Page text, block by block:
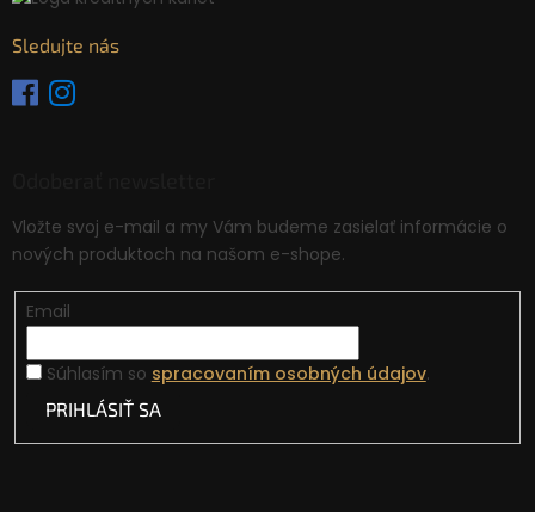
Sledujte nás
Vložte svoj e-mail a my Vám budeme zasielať informácie o
nových produktoch na našom e-shope.
Email
Súhlasím so spracovaním osobných údajov.
PRIHLÁSIŤ SA